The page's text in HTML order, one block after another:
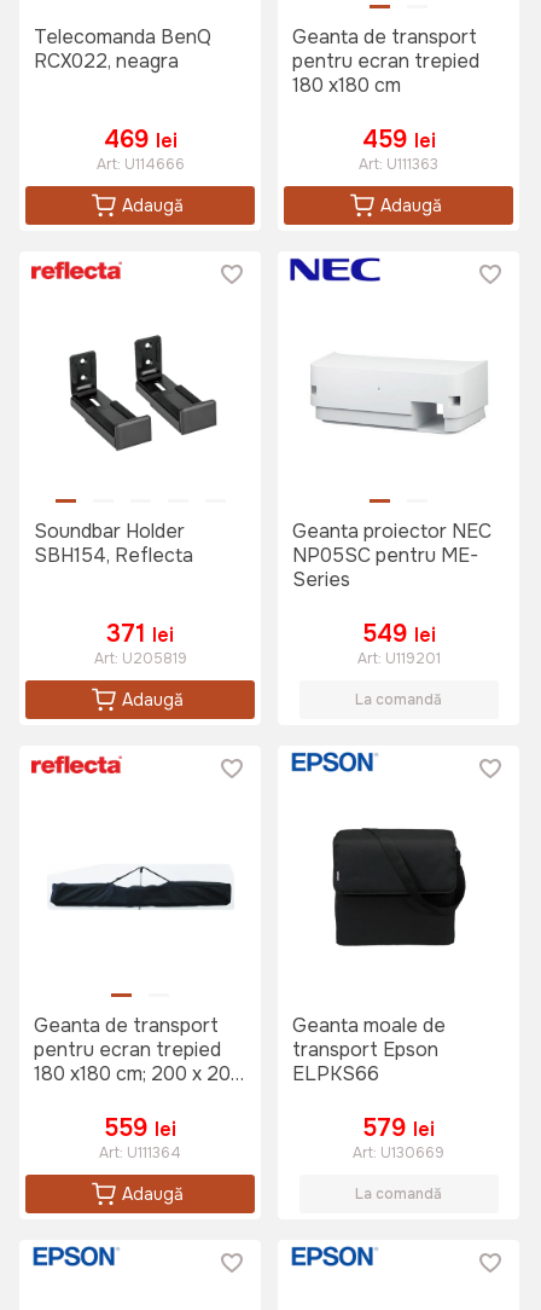
Telecomanda BenQ
RCX022, neagra
469 lei
Art: U114666
Adaugă
Geanta de transport
pentru ecran trepied
180 x180 cm
459 lei
Art: U111363
Adaugă
Soundbar Holder
SBH154, Reflecta
371 lei
Art: U205819
Adaugă
Geanta proiector NEC
NP05SC pentru ME-
Series
549 lei
Art: U119201
La comandă
Geanta de transport
pentru ecran trepied
180 x180 cm; 200 x 200
559 lei
Art: U111364
Adaugă
Geanta moale de
transport Epson
ELPKS66
579 lei
Art: U130669
La comandă